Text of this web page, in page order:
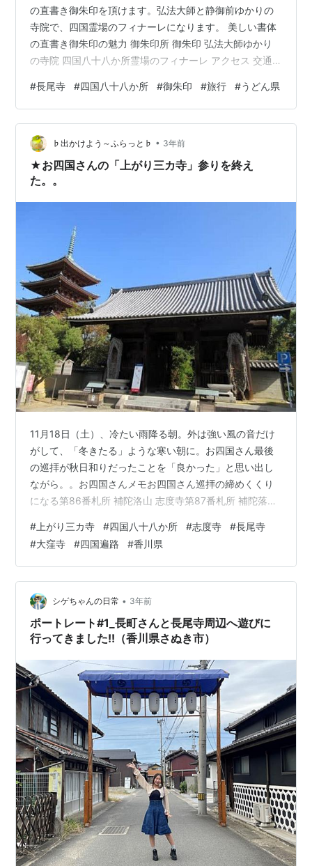
の直書き御朱印を頂けます。弘法大師と静御前ゆかりの
寺院で、四国霊場のフィナーレになります。 美しい書体
の直書き御朱印の魅力 御朱印所 御朱印 弘法大師ゆかり
の寺院 四国八十八か所霊場のフィナーレ アクセス 交通
堂 東門 静御前剃髪塚 楠 香川を旅する人は必見 このブロ
グのイチオシ記事 御朱印以外にもいろいろやっています
全国のうどんを制覇したい！ 世界の蒸留酒を制覇した
い！ 「我が道」を究めたい！ 美しい書体の直書き御朱印
の魅力 御朱印所 長尾寺の御朱印は山門から見て左手奥に
ある納…
#長尾寺 #四国八十八か所 #御朱印 #旅行 #うどん県
♭出かけよう～ふらっと♭ • 3年前
★お四国さんの「上がり三カ寺」参りを終え
た。。
11月18日（土）、冷たい雨降る朝。外は強い風の音だけ
がして、「冬きたる」ような寒い朝に。お四国さん最後
の巡拝が秋日和りだったことを「良かった」と思い出し
ながら。。お四国さんメモお四国さん巡拝の締めくくり
になる第86番札所 補陀洛山 志度寺第87番札所 補陀落山
の札所あわせて、香川県さぬき市の「四国遍路上がり三
ヵ寺」と呼ばれている。※※※※※※※※※※※※※※11月7日晴
れ。青空が広がった秋日和りの一日に。第86番札所 補陀
洛山 志度寺高さ33メートルの五重塔が青空に映えて仁王
門を潜る。仁王門仁王門にある大きな草鞋に、最初にび
っくり仰…
# 上がり三カ寺 #四国八十八か所 #志度寺 #長尾寺
#大窪寺 #四国遍路 #香川県
シゲちゃんの日常 • 3年前
ポートレート#1_長町さんと長尾寺周辺へ遊びに
行ってきました!!（香川県さぬき市）